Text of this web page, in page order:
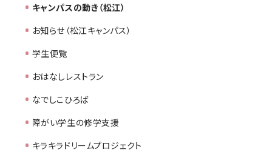
キャンパスの動き（松江）
お知らせ（松江キャンパス）
学生便覧
おはなしレストラン
なでしこひろば
障がい学生の修学支援
キラキラドリームプロジェクト